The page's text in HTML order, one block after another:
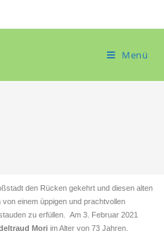
Menü
den Rücken gekehrt und diesen alten
einem üppigen und prachtvollen
zu erfüllen. Am 3. Februar 2021
Mori im Alter von 73 Jahren.